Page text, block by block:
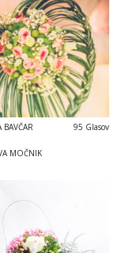
BAVČAR
MOČNIK
95 Glasov